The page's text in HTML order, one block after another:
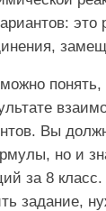
это
понять,
Вы
но и
за 8
задание,